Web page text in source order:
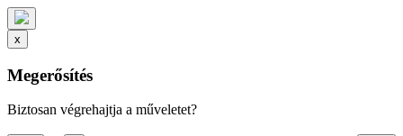
x
Megerősítés
Biztosan végrehajtja a műveletet?